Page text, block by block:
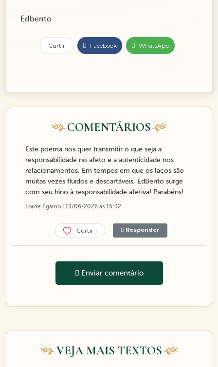
Edbento
Curtir Facebook WhatsApp
COMENTÁRIOS
Este poema nos quer transmitir o que seja a
responsabilidade no afeto e a autenticidade nos
relacionamentos. Em tempos em que os laços são
muitas vezes fluidos e descartáveis, EdBento surge
com seu hino à responsabilidade afetiva! Parabéns!
Lorde Égamo | 13/06/2026 ás 15:32
Curtir 1 Responder
Enviar comentário
VEJA MAIS TEXTOS